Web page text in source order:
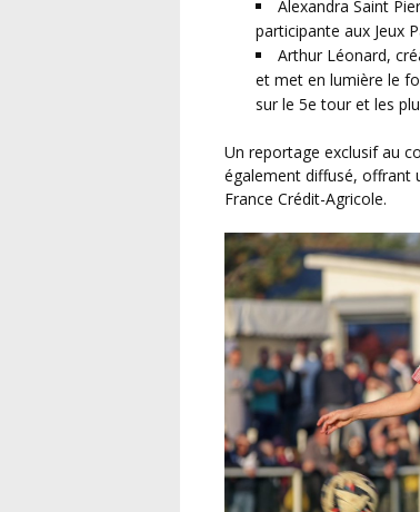
Alexandra Saint
participante aux Jeux
Arthur Léonard,
et met en lumière le
sur le 5e tour et les
Un reportage exclusif au cœur du vestiaire de la rencontre Villedieu (R3) – QRM (National) sera
également diffusé, offrant
France Crédit-Agricole.